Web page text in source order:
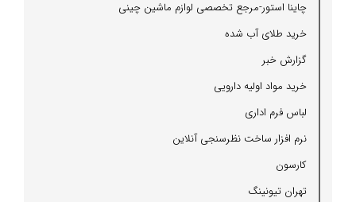
چاینا استور-مرجع تخصصی لوازم ماشین چینی
خرید طلای آب شده
گزارش خبر
خرید مواد اولیه دارویی
لباس فرم اداری
نرم افزار ساخت نظرسنجی آنلاین
كارسون
تهران تیونینگ